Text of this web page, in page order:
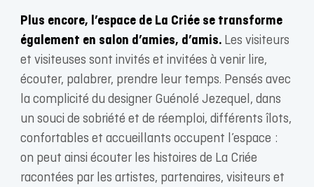
Plus encore, l’espace de La Criée se transforme
également en salon d’amies, d’amis.Les visiteurs
et visiteuses sont invités et invitées à venir lire,
écouter, palabrer, prendre leur temps. Pensés avec
la complicité du designer Guénolé Jezequel, dans
un souci de sobriété et de réemploi, différents îlots,
confortables et accueillants occupent l’espace :
on peut ainsi écouter les histoires de La Criée
racontées par les artistes, partenaires, visiteurs et